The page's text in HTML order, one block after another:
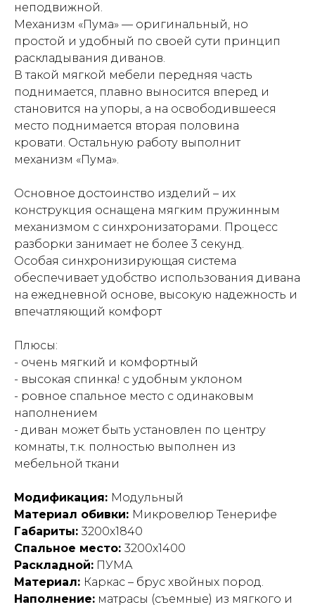
неподвижной.
Механизм «Пума» — оригинальный, но
простой и удобный по своей сути принцип
раскладывания диванов.
В такой мягкой мебели передняя часть
поднимается, плавно выносится вперед и
становится на упоры, а на освободившееся
место поднимается вторая половина
кровати. Остальную работу выполнит
механизм «Пума».
Основное достоинство изделий – их
конструкция оснащена мягким пружинным
механизмом с синхронизаторами. Процесс
разборки занимает не более 3 секунд.
Особая синхронизирующая система
обеспечивает удобство использования дивана
на ежедневной основе, высокую надежность и
впечатляющий комфорт
Плюсы:
- очень мягкий и комфортный
- высокая спинка! с удобным уклоном
- ровное спальное место с одинаковым
наполнением
- диван может быть установлен по центру
комнаты, т.к. полностью выполнен из
мебельной ткани
Модификация: Модульный
Материал обивки: Микровелюр Тенерифе
Габариты: 3200х1840
Спальное место: 3200х1400
Раскладной: ПУМА
Материал: Каркас – брус хвойных пород.
Наполнение: матрасы (съемные) из мягкого и